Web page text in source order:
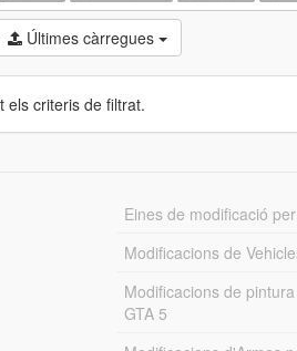
Últimes càrregues
els criteris de filtrat.
Eines de modificació
Modificacions de
Modificacions de
GTA 5